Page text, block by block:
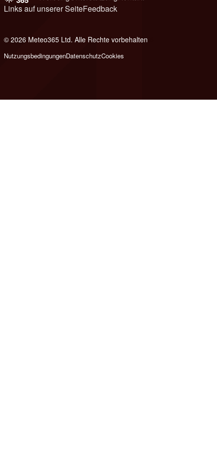
Links auf unserer SeiteFeedback
© 2026 Meteo365 Ltd. Alle Rechte vorbehalten
NutzungsbedingungenDatenschutzCookies